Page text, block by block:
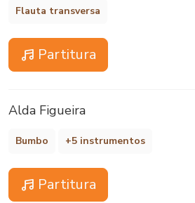
Flauta transversa
Partitura
Alda Figueira
Bumbo +5 instrumentos
Partitura